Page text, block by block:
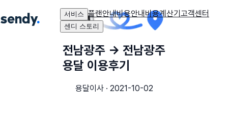
서비스 플랜안내비용안내비용계산기고객센터
센디 스토리
전남광주 → 전남광주
용달 이용후기
용달이사· 2021-10-02